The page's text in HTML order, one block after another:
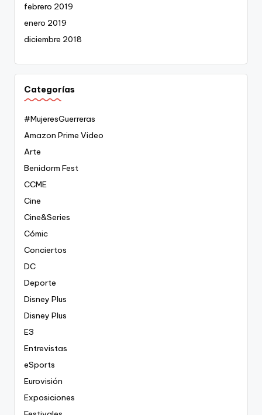
febrero 2019
enero 2019
diciembre 2018
Categorías
#MujeresGuerreras
Amazon Prime Video
Arte
Benidorm Fest
CCME
Cine
Cine&Series
Cómic
Conciertos
DC
Deporte
Disney Plus
Disney Plus
E3
Entrevistas
eSports
Eurovisión
Exposiciones